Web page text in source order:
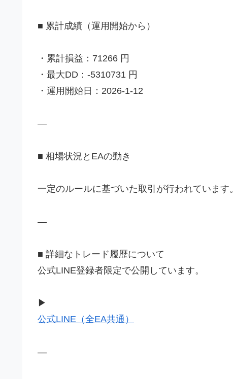
■ 累計成績（運用開始から）
・累計損益：71266 円
・最大DD：-5310731 円
・運用開始日：2026-1-12
—
■ 相場状況とEAの動き
一定のルールに基づいた取引が行われています。
—
■ 詳細なトレード履歴について
公式LINE登録者限定で公開しています。
▶
公式LINE（全EA共通）
—